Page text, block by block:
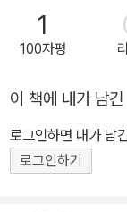
들어 가는 박목우.
기 시대를 살아가
묻는 홍혜은. 주거
간이기를! 집보다 중요한 진짜 집
삶과 관계를 담은 터
사람들에게 '내 집
1
100자평
이 책에 내가 남
로그인하면 내가 남
로그인하기